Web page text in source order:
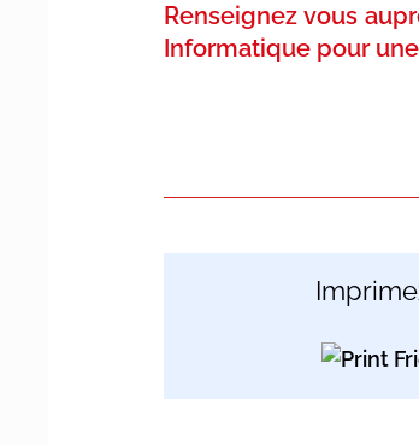
Renseignez vous
Informatique pour